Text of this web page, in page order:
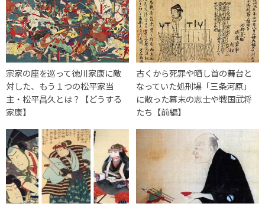
宗家の座を巡って徳川家康に敵
対した、もう１つの松平家当
主・松平昌久とは？【どうする
家康】
古くから死罪や晒し首の舞台と
なっていた処刑場「三条河原」
に散った幕末の志士や戦国武将
たち【前編】